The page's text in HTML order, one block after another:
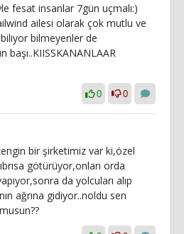
fesat insanlar 7gün uçmalı:)
ailesi olarak çok mutlu ve
bilmeyenler de
0 0
bir şirketimiz var ki,özel
götürüyor,onları orda
da yolcuları alıp
ağrına gidiyor..noldu sen